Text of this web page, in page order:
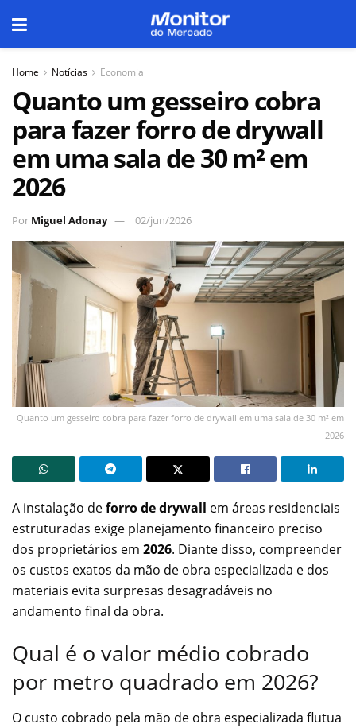
Home Notícias Economia
Quanto um gesseiro cobra
para fazer forro de drywall
em uma sala de 30 m² em
2026
Por Miguel Adonay 02/jun/2026
Quanto um gesseiro cobra para fazer forro de drywall em uma sala de 30 m² em
2026
A instalação deforro de drywall em áreas residenciais
estruturadas exige planejamento financeiro preciso
dos proprietários em 2026. Diante disso, compreender
os custos exatos da mão de obra especializada e dos
materiais evita surpresas desagradáveis no
andamento final da obra.
Qual é o valor médio cobrado
por metro quadrado em 2026?
O custo cobrado pela mão de obra especializada flutua